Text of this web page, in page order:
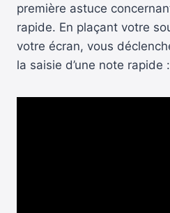
première astuce
rapide. En plaçant votre
votre écran, vous
la saisie d’une note rapide :